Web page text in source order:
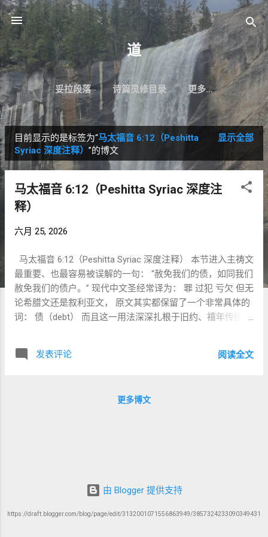
跳至主要内容
道
妥拉段落 诗篇灵修目录 更多…
博
文
目前显示的是标签为“马太福音 6:12（Peshitta
Syriac 深度注释） ”的博文
显示全部
马太福音 6:12（Peshitta Syriac 深度注
释）
六月 25, 2026
马太福音 6:12（Peshitta Syriac 深度注释） 本节进入主祷文
最重要、也最容易被误解的一句： “赦免我们的债，如同我们
赦免我们的债户。” 现代中文圣经常译为： 罪 过犯 亏欠 但无
论希腊文还是叙利亚文， 原文其实都保留了一个非常具体的
词： 债（debt） 而且这一用法深深扎根于旧约、禧年传统以
1920） ܘܫܒܘܩ ܠܢ ܚܘܒܝܢ ܐܝܟܢܐ ܕܐܦ ܚܢܢ ܫܒܩܢ ܠܚܝܒܝܢ. 2)
──────────────── B. 中文直译（忠于原文） 并且赦
除 对应希伯来背景中的： שׁמט (shamat) 释放 豁免 以及 נשׂא
是： 释放对方。 不再追讨。 ──────────────── 2.
发表评论 阅读全文
更多博文
由 Blogger 提供支持
https://draft.blogger.com/blog/page/edit/3132001071556863949/3857324233090349431